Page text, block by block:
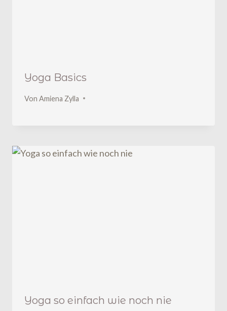
Yoga Basics
Von Amiena Zylla
Yoga so einfach wie noch nie